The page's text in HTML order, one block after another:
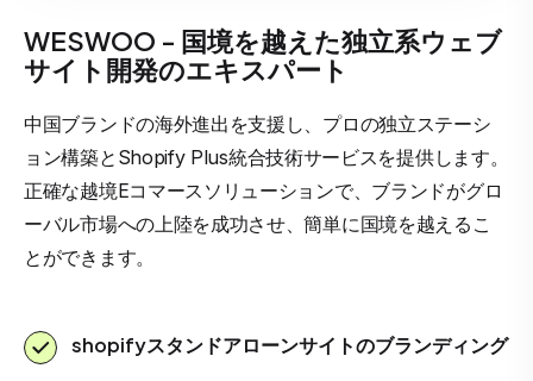
WESWOO - 国境を越えた独立系ウェブ
サイト開発のエキスパート
中国ブランドの海外進出を支援し、プロの独立ステーシ
ョン構築とShopify Plus統合技術サービスを提供します。
正確な越境Eコマースソリューションで、ブランドがグロ
ーバル市場への上陸を成功させ、簡単に国境を越えるこ
とができます。
shopifyスタンドアローンサイトのブランディング